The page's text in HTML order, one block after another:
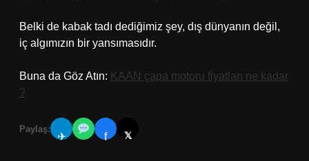
Belki de kabak tadı dediğimiz şey, dış dünyanın değil,
iç algımızın bir yansımasıdır.
Buna da Göz Atın: KAAN çapa motoru fiyatları ne kadar
?
Paylaş:
✈ f 𝕏